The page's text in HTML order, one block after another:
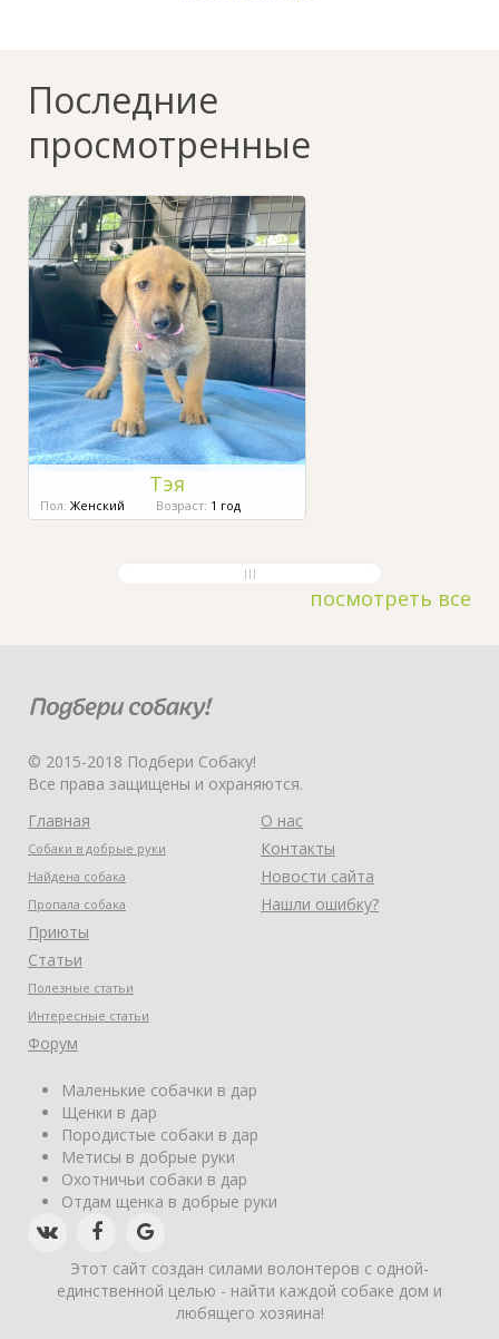
Последние
просмотренные
Тэя
Пол: Женский Возраст: 1 год
посмотреть все
© 2015-2018 Подбери Собаку!
Все права защищены и охраняются.
Главная
Собаки в добрые руки
Найдена собака
Пропала собака
Приюты
Статьи
Полезные статьи
Интересные статьи
Форум
О нас
Контакты
Новости сайта
Нашли ошибку?
Маленькие собачки в дар
Щенки в дар
Породистые собаки в дар
Метисы в добрые руки
Охотничьи собаки в дар
Отдам щенка в добрые руки
Этот сайт создан силами волонтеров с одной-
единственной целью - найти каждой собаке дом и
любящего хозяина!